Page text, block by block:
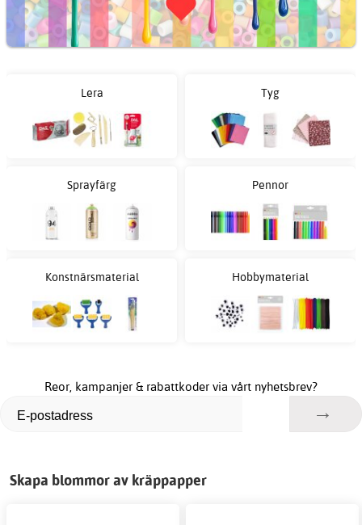
Lera Tyg
Sprayfärg Pennor
Konstnärsmaterial Hobbymaterial
Reor, kampanjer & rabattkoder via vårt nyhetsbrev?
Skapa blommor av kräppapper